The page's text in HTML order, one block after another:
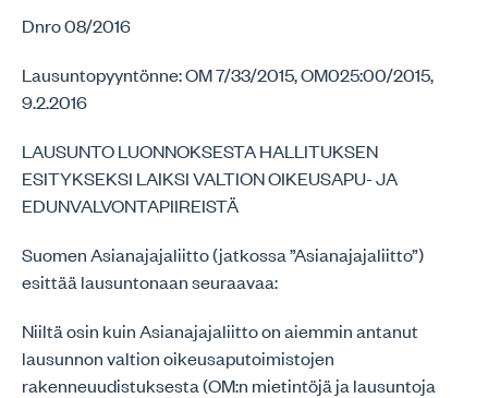
Dnro 08/2016
Lausuntopyyntönne: OM 7/33/2015, OM025:00/2015,
9.2.2016
LAUSUNTO LUONNOKSESTA HALLITUKSEN
ESITYKSEKSI LAIKSI VALTION OIKEUSAPU- JA
EDUNVALVONTAPIIREISTÄ
Suomen Asianajajaliitto (jatkossa ”Asianajajaliitto”)
esittää lausuntonaan seuraavaa:
Niiltä osin kuin Asianajajaliitto on aiemmin antanut
lausunnon valtion oikeusaputoimistojen
rakenneuudistuksesta (OM:n mietintöjä ja lausuntoja